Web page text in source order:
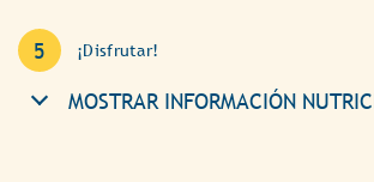
¡Disfrutar!
MOSTRAR INFORMACIÓN